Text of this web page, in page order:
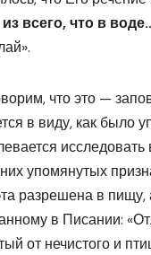
всего, что в
что это —
в виду, как было
упомянутых
разрешена в пищу,
в Писании:
от нечистого и